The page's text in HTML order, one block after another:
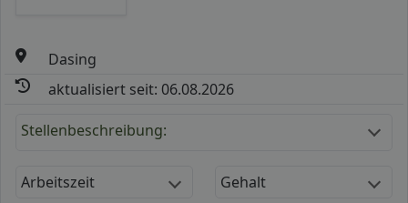
Dasing
aktualisiert seit: 06.08.2026
Stellenbeschreibung:
Arbeitszeit Gehalt